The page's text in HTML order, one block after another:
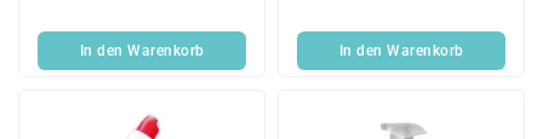
In den Warenkorb In den Warenkorb